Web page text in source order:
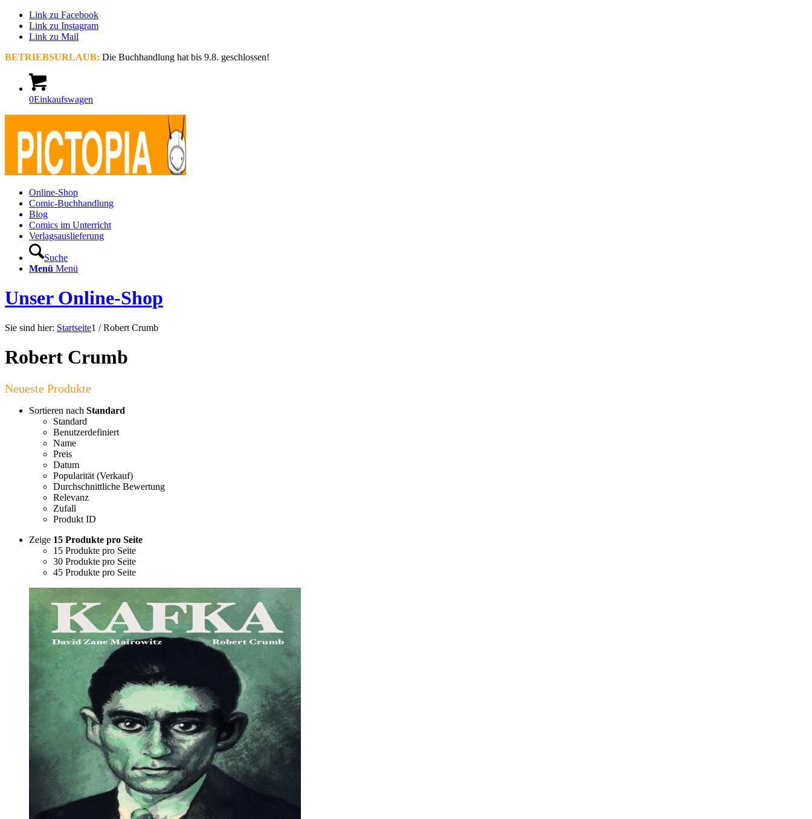
Link zu Facebook
Link zu Instagram
Link zu Mail
BETRIEBSURLAUB: Die Buchhandlung hat bis 9.8. geschlossen!
0Einkaufswagen
Online-Shop
Comic-Buchhandlung
Blog
Comics im Unterricht
Verlagsauslieferung
Suche
Menü Menü
Unser Online-Shop
Sie sind hier: Startseite1 / Robert Crumb
Robert Crumb
Sortieren nach Standard
Standard
Benutzerdefiniert
Name
Preis
Datum
Popularität (Verkauf)
Durchschnittliche Bewertung
Relevanz
Zufall
Produkt ID
Zeige 15 Produkte pro Seite
15 Produkte pro Seite
30 Produkte pro Seite
45 Produkte pro Seite